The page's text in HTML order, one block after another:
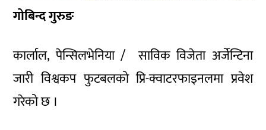
गोबिन्द गुरुङ
कार्लाल, पेन्सिलभेनिया / साविक विजेता अर्जेन्टिना
जारी विश्वकप फुटबलको प्रि-क्वाटरफाइनलमा प्रवेश
गरेको छ ।